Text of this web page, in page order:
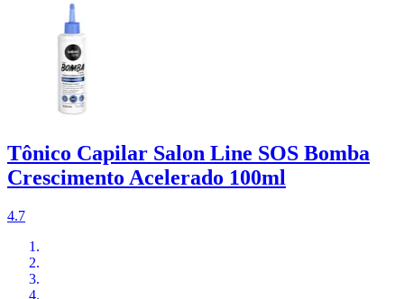
Tônico Capilar Salon Line SOS Bomba
Crescimento Acelerado 100ml
4.7